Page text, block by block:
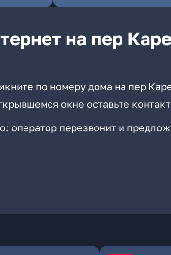
на пер
по номеру дома на пер
окне оставьте
оператор перезвонит и